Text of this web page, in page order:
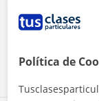
Política de